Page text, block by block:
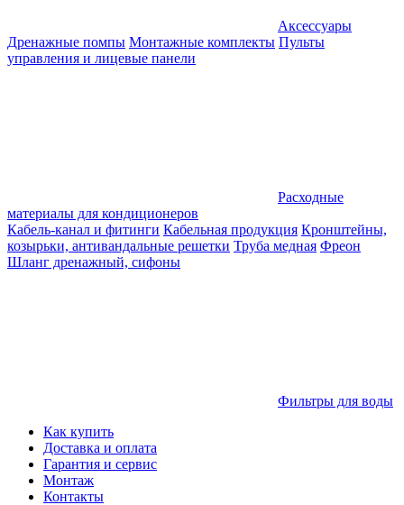
Аксессуары
Дренажные помпы Монтажные комплекты Пульты
управления и лицевые панели
Расходные
материалы для кондиционеров
Кабель-канал и фитинги Кабельная продукция Кронштейны,
козырьки, антивандальные решетки Труба медная Фреон
Шланг дренажный, сифоны
Фильтры для воды
Как купить
Доставка и оплата
Гарантия и сервис
Монтаж
Контакты